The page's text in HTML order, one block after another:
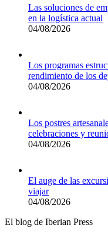
Las soluciones de
en la logística actual
04/08/2026
Los programas
rendimiento de los
04/08/2026
Los postres
celebraciones y
04/08/2026
El auge de las
viajar
04/08/2026
El blog de Iberian Press